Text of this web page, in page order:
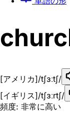
[アメリカ]/tʃɜːtʃ/
[イギリス]/tʃɜːrtʃ/
頻度: 非常に高い